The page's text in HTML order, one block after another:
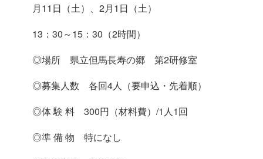
月11日（土）、2月1日（土）
13：30～15：30（2時間）
◎場所 県立但馬長寿の郷 第2研修室
◎募集人数 各回4人（要申込・先着順）
◎体 験 料 300円（材料費）/1人1回
◎準 備 物 特になし